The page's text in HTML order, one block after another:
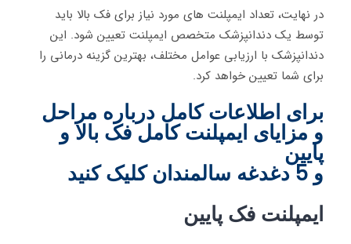
در نهایت، تعداد ایمپلنت های مورد نیاز برای فک بالا باید
توسط یک دندانپزشک متخصص ایمپلنت تعیین شود. این
دندانپزشک با ارزیابی عوامل مختلف، بهترین گزینه درمانی را
برای شما تعیین خواهد کرد.
برای اطلاعات کامل درباره مراحل
و مزایای ایمپلنت کامل فک بالا و
پایین
و 5 دغدغه سالمندان کلیک کنید
ایمپلنت فک پایین